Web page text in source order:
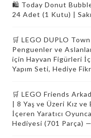
🛍️ Today Donut
24 Adet (1 Kutu) |
🛒 LEGO DUPLO
Penguenler ve
için Hayvan Figürleri
Yapım Seti, Hediye
🛒 LEGO Friends
| 8 Yaş ve Üzeri Kız
İçeren Yaratıcı
Hediyesi (701 Parça)